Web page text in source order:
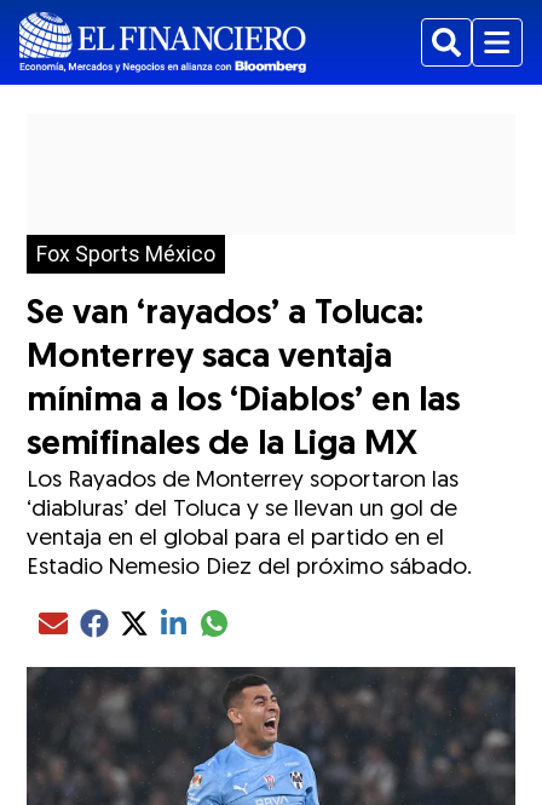
BuscarMenu
Fox Sports México
Se van ‘rayados’ a Toluca:
Monterrey saca ventaja
mínima a los ‘Diablos’ en las
semifinales de la Liga MX
Los Rayados de Monterrey soportaron las
‘diabluras’ del Toluca y se llevan un gol de
ventaja en el global para el partido en el
Estadio Nemesio Diez del próximo sábado.
Compartir el artículo actual mediante Email
Compartir el artículo actual mediante Facebook
Compartir el artículo actual mediante Twitter
Compartir el artículo actual mediante LinkedIn
Compartir el artículo actual mediante